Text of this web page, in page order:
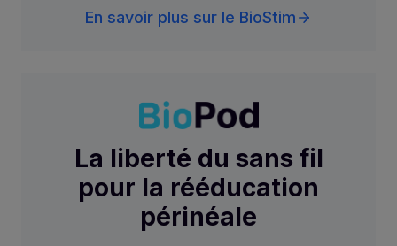
En savoir plus sur le BioStim
La liberté du sans fil
pour la rééducation
périnéale